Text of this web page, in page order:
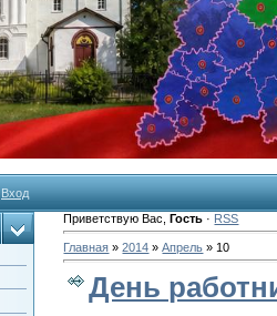
Вход
Приветствую Вас ,Гость · RSS
Главная »2014 » Апрель » 10
День